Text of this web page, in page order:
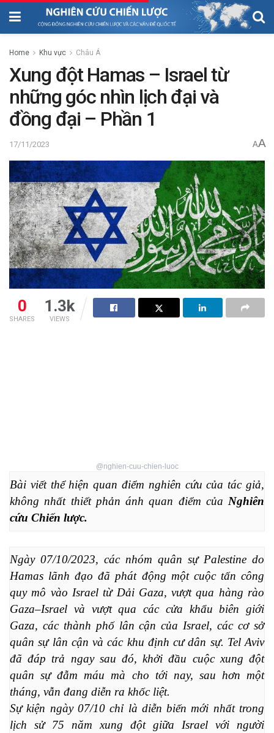
Home Khu vực Châu Á
Xung đột Hamas – Israel từ
những góc nhìn lịch đại và
đồng đại – Phần 1
17/11/2023 AA
0
SHARES
1.3k
VIEWS
@nghien-cuu-chien-luoc
Bài viết thể hiện quan điểm nghiên cứu của tác giả,
không nhất thiết phản ánh quan điểm của Nghiên
cứu Chiến lược.
Ngày 07/10/2023, các nhóm quân sự Palestine do
Hamas lãnh đạo đã phát động một cuộc tấn công
quy mô vào Israel từ Dải Gaza, vượt qua hàng rào
Gaza–Israel và vượt qua các cửa khẩu biên giới
Gaza, các thành phố lân cận của Israel, các cơ sở
quân sự lân cận và các khu định cư dân sự. Tel Aviv
đã đáp trả ngay sau đó, khởi đầu cuộc xung đột
quân sự đẫm máu mà cho tới nay, sau hơn một
tháng, vẫn đang diễn ra khốc liệt.
Sự kiện ngày 07/10 chỉ là diễn biến mới nhất trong
lịch sử 75 năm xung đột giữa Israel với người